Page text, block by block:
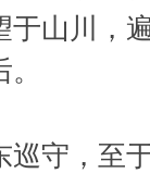
于山川，
巡守，至